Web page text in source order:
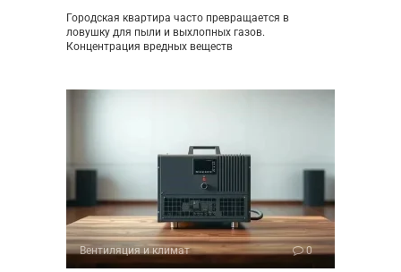
Городская квартира часто превращается в
ловушку для пыли и выхлопных газов.
Концентрация вредных веществ
Вентиляция и климат 0